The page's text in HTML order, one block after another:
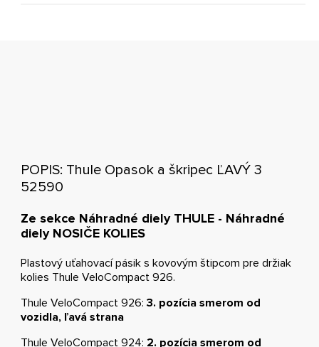
POPIS: Thule Opasok a škripec ĽAVÝ 3
52590
Ze sekce Náhradné diely THULE - Náhradné
diely NOSIČE KOLIES
Plastový uťahovací pásik s kovovým štipcom pre držiak
kolies Thule VeloCompact 926.
Thule VeloCompact 926:3. pozícia smerom od
vozidla, ľavá strana
Thule VeloCompact 924: 2. pozícia smerom od